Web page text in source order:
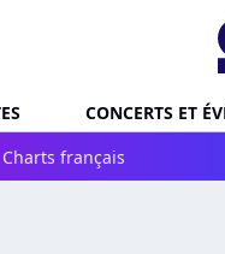
CONCERTS ET
Charts français